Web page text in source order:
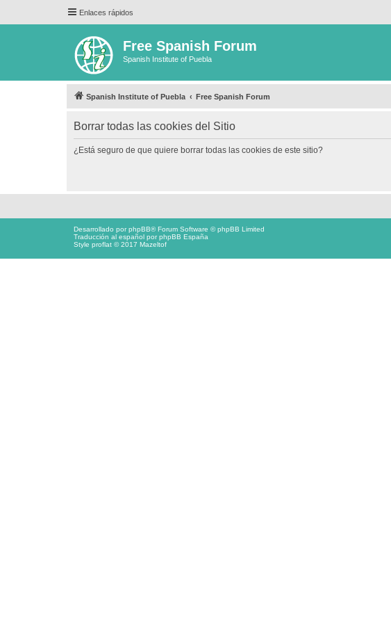
Enlaces rápidos
Free Spanish Forum
Spanish Institute of Puebla
Spanish Institute of Puebla Free Spanish Forum
Borrar todas las cookies del Sitio
¿Está seguro de que quiere borrar todas las cookies de este sitio?
Desarrollado porphpBB® Forum Software © phpBB Limited
Traducción al español porphpBB España
Style proflat © 2017 Mazeltof